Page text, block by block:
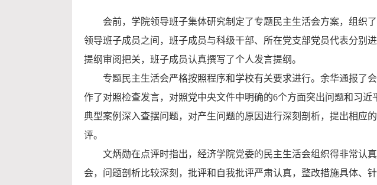
会前，学院领导班子集体研究制定了专题民主生活会方案，组织
领导班子成员之间 ， 班子成员与科级干部、所在党支部党员代表分别
提纲审阅把关，班子成员认真撰写了个人发言提纲。
专题民主生活会严格按照程序和学校有关要求进行。余华通报了会
作了对照检查发言，对照党中央文件中明确的6个方面突出问题和习近
典型案例深入查摆问题，对产生问题的原因进行深刻剖析，提出相应
评。
文炳勋在点评时指出，经济学院党委的民主生活会组织得非常认
会， 问题剖析比较深刻，批评和自我批评严肃认真， 整改措施具体、